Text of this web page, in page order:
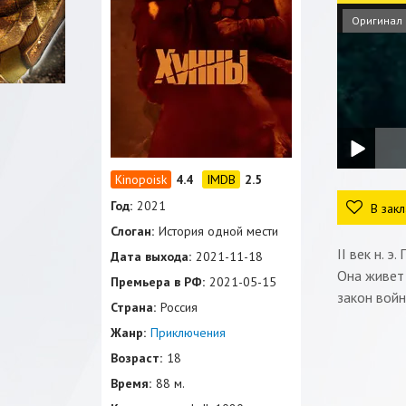
Оригинал
В
II век н. э.
Она живет
закон
4.4
2.5
Год: 2021
Слоган: История одной мести
Дата выхода: 2021-11-18
Премьера в РФ: 2021-05-15
Страна: Россия
Жанр: Приключения
Возраст: 18
Время: 88 м.